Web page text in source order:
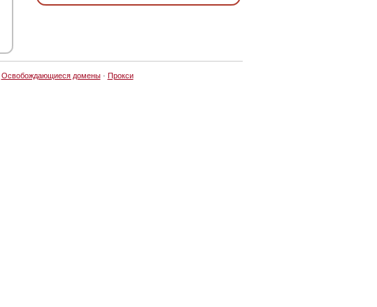
Освобождающиеся домены· Прокси